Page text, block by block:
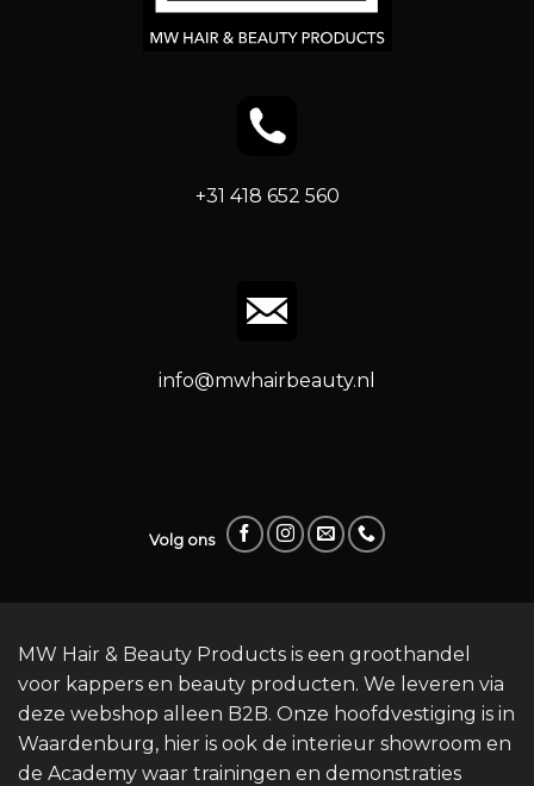
+31 418 652 560
info@mwhairbeauty.nl
Volg ons
MW Hair & Beauty Products is een groothandel
voor kappers en beauty producten. We leveren via
deze webshop alleen B2B. Onze hoofdvestiging is in
Waardenburg, hier is ook de interieur showroom en
de Academy waar trainingen en demonstraties